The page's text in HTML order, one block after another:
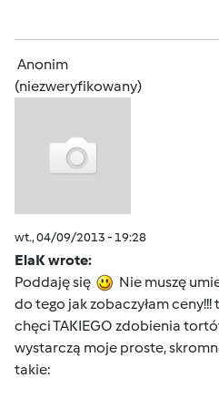
Anonim
(niezweryfikowany)
wt., 04/09/2013 - 19:28
ElaK wrote:
Poddaję się
Nie muszę
do tego jak zobaczyłam ceny!!!
chęci TAKIEGO zdobienia
wystarczą moje proste,
takie: